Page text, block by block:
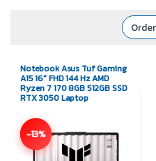
Notebook Asus Tuf Gaming
A15 16″ FHD 144 Hz AMD
Ryzen 7 170 8GB 512GB SSD
RTX 3050 Laptop
-13%